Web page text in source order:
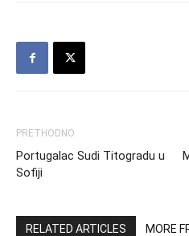
PRETHODNO
Portugalac Sudi Titogradu u
Sofiji
RELATED ARTICLES MORE